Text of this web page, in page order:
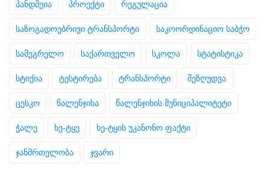
პანდმეია პროექტი რეგულაცია
საზოგადოებრივი ტრანსპორტი საკოორდინაციო საბჭო
სამეგრელო საქართველო სკოლა სტატისტიკა
სტიქია ტესტირება ტრანსპორტი შეზღუდვა
ცესკო წალენჯიხა წალენჯიხის მუნიციპალიტეტი
ჭალე ხე-ტყე ხე-ტყის უკანონო ფაქტი
ჯანმრთელობა ჯვარი